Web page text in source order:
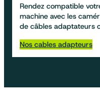
Rendez compatible
machine avec les
de câbles adaptateurs
Nos cables adapteurs